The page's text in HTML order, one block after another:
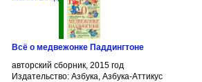
Всё о медвежонке Паддингтоне
авторский сборник, 2015 год
Издательство: Азбука, Азбука-Аттикус